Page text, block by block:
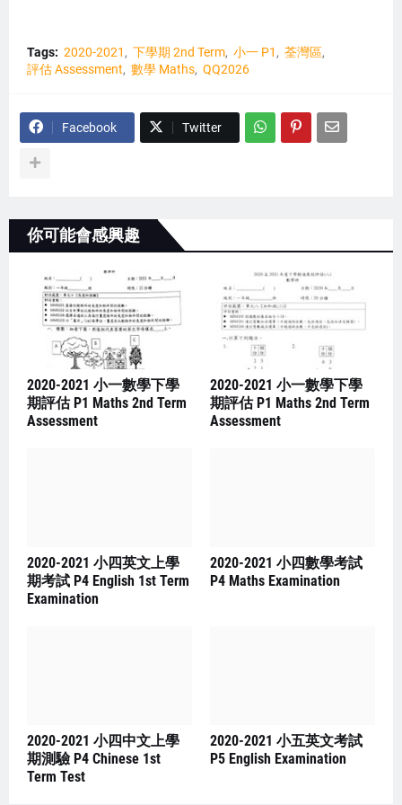
Tags: 2020-2021 下學期 2nd Term 小一 P1
荃灣區
評估 Assessment
數學 Maths QQ2026
Facebook Twitter
你可能會感興趣
2020-2021 小一數學下學
期評估 P1 Maths 2nd Term
Assessment
2020-2021 小一數學下學
期評估 P1 Maths 2nd Term
Assessment
2020-2021 小四英文上學
期考試 P4 English 1st Term
Examination
2020-2021 小四數學考試
P4 Maths Examination
2020-2021 小四中文上學
期測驗 P4 Chinese 1st
Term Test
2020-2021 小五英文考試
P5 English Examination